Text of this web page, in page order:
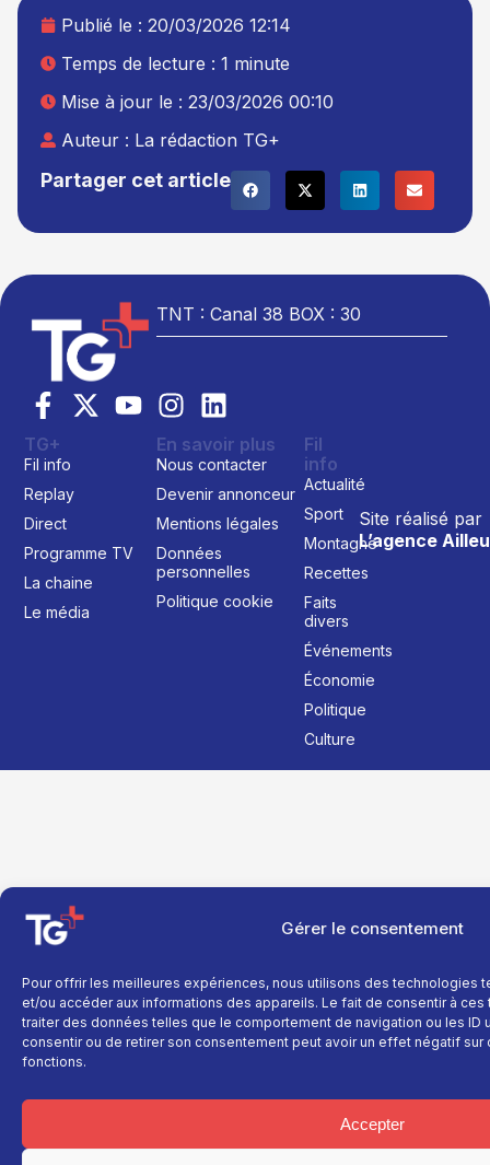
Gérer le consentement
Pour offrir les meilleures expériences, nous utilisons des technologies
et/ou accéder aux informations des appareils. Le fait de consentir à
traiter des données telles que le comportement de navigation ou les ID
consentir ou de retirer son consentement peut avoir un effet négatif
fonctions.
Accepter
Partager cet article
Publié le : 20/03/2026 12:14
Temps de lecture : 1 minute
Mise à jour le : 23/03/2026 00:10
Auteur : La rédaction TG+
TNT : Canal 38 BOX : 30
Site réalisé par
L’agence
TG+
Fil info
Replay
Direct
Programme TV
La chaine
Le média
En savoir plus
Nous contacter
Devenir annonceur
Mentions légales
Données
personnelles
Politique cookie
Fil
info
Actualité
Sport
Montagne
Recettes
Faits
divers
Événements
Économie
Politique
Culture